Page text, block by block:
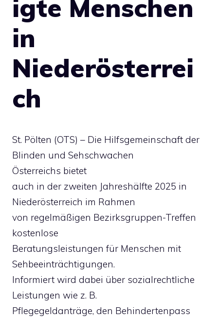
igte Menschen
in
Niederösterrei
ch
St. Pölten (OTS) – Die Hilfsgemeinschaft der
Blinden und Sehschwachen
Österreichs bietet
auch in der zweiten Jahreshälfte 2025 in
Niederösterreich im Rahmen
von regelmäßigen Bezirksgruppen-Treffen
kostenlose
Beratungsleistungen für Menschen mit
Sehbeeinträchtigungen.
Informiert wird dabei über sozialrechtliche
Leistungen wie z. B.
Pflegegeldanträge, den Behindertenpass